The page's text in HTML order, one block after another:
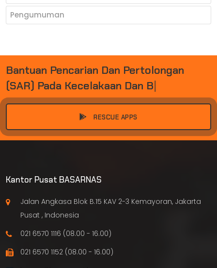
Pengumuman
BANTUAN PENCARIAN DAN PERTOLONGAN
(SAR) PADA KECELAKAAN DAN B
RESCUE APPS
Kantor Pusat BASARNAS
Jalan Angkasa Blok B.15 KAV 2-3 Kemayoran, Jakarta
Pusat , Indonesia
021 6570 1116 (08.00 - 16.00)
021 6570 1152 (08.00 - 16.00)